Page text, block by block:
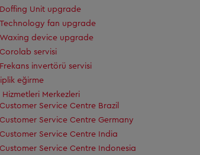
Doffing Unit upgrade
Technology fan upgrade
Waxing device upgrade
Corolab servisi
Frekans invertörü servisi
iplik eğirme
Hizmetleri Merkezleri
Customer Service Centre Brazil
Customer Service Centre Germany
Customer Service Centre India
Customer Service Centre Indonesia